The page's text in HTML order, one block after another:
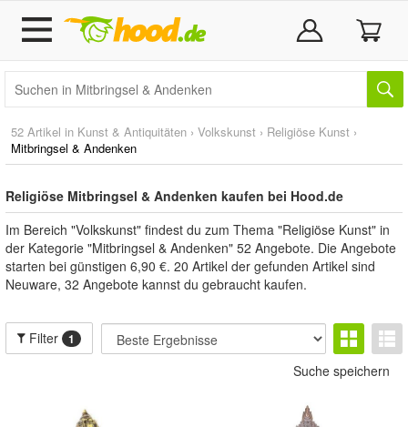
52 Artikel in Kunst & Antiquitäten › Volkskunst › Religiöse Kunst ›
Mitbringsel & Andenken
Religiöse Mitbringsel & Andenken kaufen bei Hood.de
Im Bereich "Volkskunst" findest du zum Thema "Religiöse Kunst" in
der Kategorie "Mitbringsel & Andenken" 52 Angebote. Die Angebote
starten bei günstigen 6,90 €. 20 Artikel der gefunden Artikel sind
Neuware, 32 Angebote kannst du gebraucht kaufen.
Filter 1
Suche speichern